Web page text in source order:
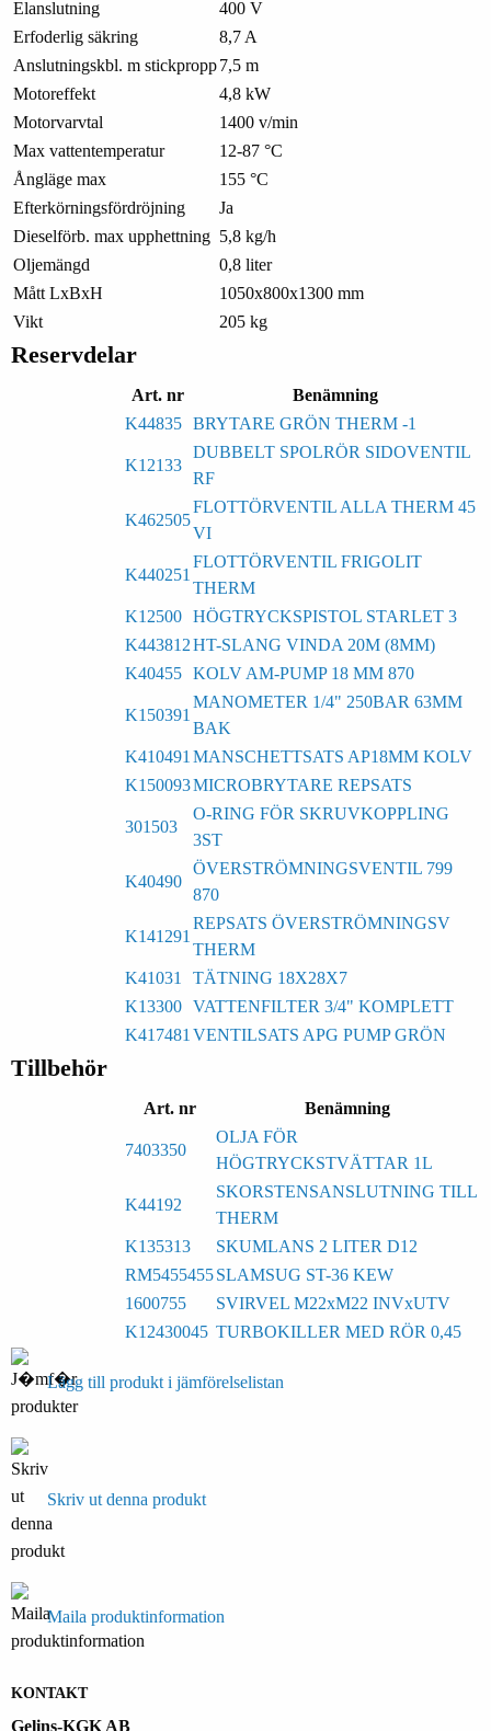
Elanslutning
400 V
Erfoderlig säkring
8,7 A
Anslutningskbl. m stickpropp7,5 m
Motoreffekt
4,8 kW
Motorvarvtal
1400 v/min
Max vattentemperatur
12-87 °C
Ångläge max
155 °C
Efterkörningsfördröjning
Ja
Dieselförb. max upphettning 5,8 kg/h
Oljemängd
0,8 liter
Mått LxBxH
1050x800x1300 mm
Vikt
205 kg
Reservdelar
Art. nr
Benämning
K44835 BRYTARE GRÖN THERM -1
K12133
DUBBELT SPOLRÖR SIDOVENTIL
RF
K462505
FLOTTÖRVENTIL ALLA THERM 45
VI
K440251
FLOTTÖRVENTIL FRIGOLIT
THERM
K12500 HÖGTRYCKSPISTOL STARLET 3
K443812HT-SLANG VINDA 20M (8MM)
K40455 KOLV AM-PUMP 18 MM 870
K150391
MANOMETER 1/4" 250BAR 63MM
BAK
K410491 MANSCHETTSATS AP18MM KOLV
K150093MICROBRYTARE REPSATS
301503
O-RING FÖR SKRUVKOPPLING
3ST
K40490
ÖVERSTRÖMNINGSVENTIL 799
870
K141291
REPSATS ÖVERSTRÖMNINGSV
THERM
K41031
TÄTNING 18X28X7
K13300 VATTENFILTER 3/4" KOMPLETT
K417481 VENTILSATS APG PUMP GRÖN
Tillbehör
Art. nr Benämning
7403350
OLJA FÖR
HÖGTRYCKSTVÄTTAR 1L
K44192
SKORSTENSANSLUTNING TILL
THERM
K135313
SKUMLANS 2 LITER D12
RM5455455SLAMSUG ST-36 KEW
1600755
SVIRVEL M22xM22 INVxUTV
K12430045 TURBOKILLER MED RÖR 0,45
Lägg till produkt i jämförelselistan
Skriv ut denna produkt
Maila produktinformation
KONTAKT
Gelins-KGK AB